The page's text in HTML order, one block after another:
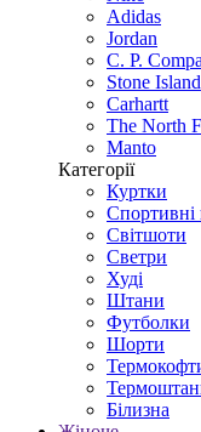
Adidas
Jordan
C. P.
Stone Island
Carhartt
The North
Manto
Категорії
Куртки
Світшоти
Светри
Худі
Штани
Футболки
Шорти
Білизна